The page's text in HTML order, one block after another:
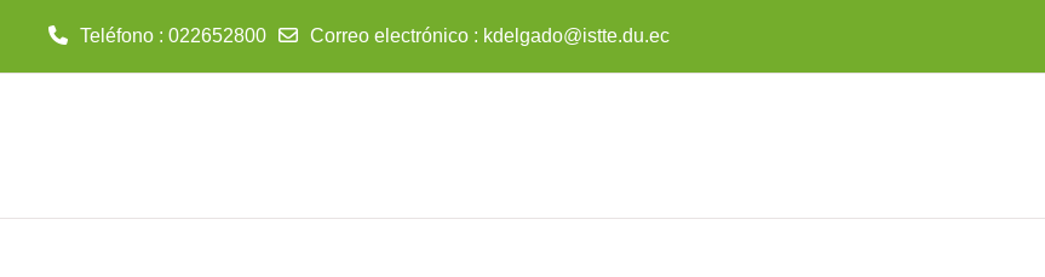
Teléfono : 022652800 Correo electrónico : kdelgado@istte.du.ec